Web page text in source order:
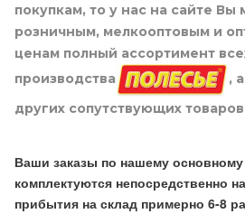
покупкам, то у нас на сайте
розничным, мелкооптовым и
ценам полный ассортимент
производства
,
других сопутствующих
Ваши заказы по нашему основному
комплектуются непосредственно
прибытия на склад примерно 6-8